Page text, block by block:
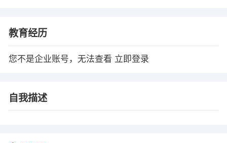
教育经历
您不是企业账号，无法查看 立即登录
自我描述